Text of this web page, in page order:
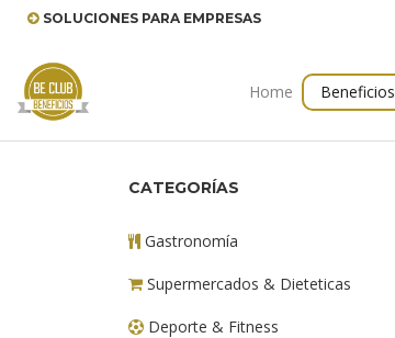
SOLUCIONES PARA EMPRESAS
Home Beneficios
CATEGORÍAS
Gastronomía
Supermercados & Dieteticas
Deporte & Fitness